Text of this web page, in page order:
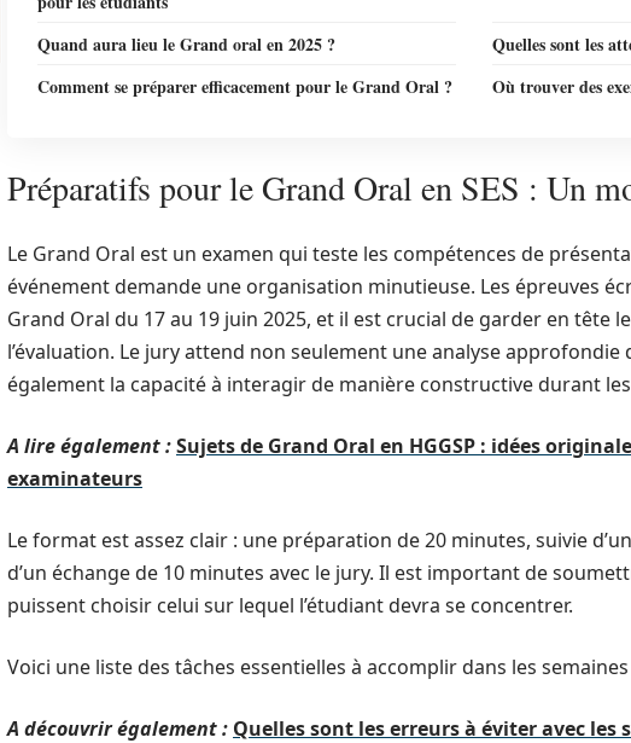
Quand aura lieu le Grand oral en 2025 ?
Quelles sont les
Comment se préparer efficacement pour le Grand Oral ?
Où trouver des
Préparatifs pour le Grand Oral en SES : Un
Le Grand Oral est un examen qui teste les compétences de
événement demande une organisation minutieuse. Les épreuves
Grand Oral du 17 au 19 juin 2025, et il est crucial de garder en tête
l’évaluation. Le jury attend non seulement une analyse approfondie
également la capacité à interagir de manière constructive durant
A lire également :Sujets de Grand Oral en HGGSP : idées
examinateurs
Le format est assez clair : une préparation de 20 minutes, suivie
d’un échange de 10 minutes avec le jury. Il est important de
puissent choisir celui sur lequel l’étudiant devra se concentrer.
Voici une liste des tâches essentielles à accomplir dans les
A découvrir également : Quelles sont les erreurs à éviter avec les